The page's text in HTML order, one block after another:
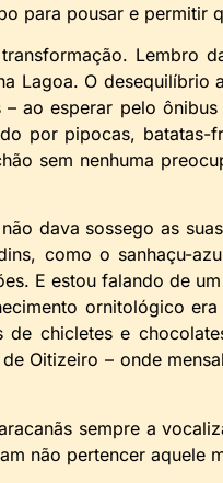
para pousar e permitir
Lembro
Lagoa. O desequilíbrio
ao esperar pelo
por pipocas, batatas-
sem nenhuma
dava sossego as
como o sanhaçu-
E estou falando de
ornitológico
de chicletes e
Oitizeiro – onde
sempre a
não pertencer aquele